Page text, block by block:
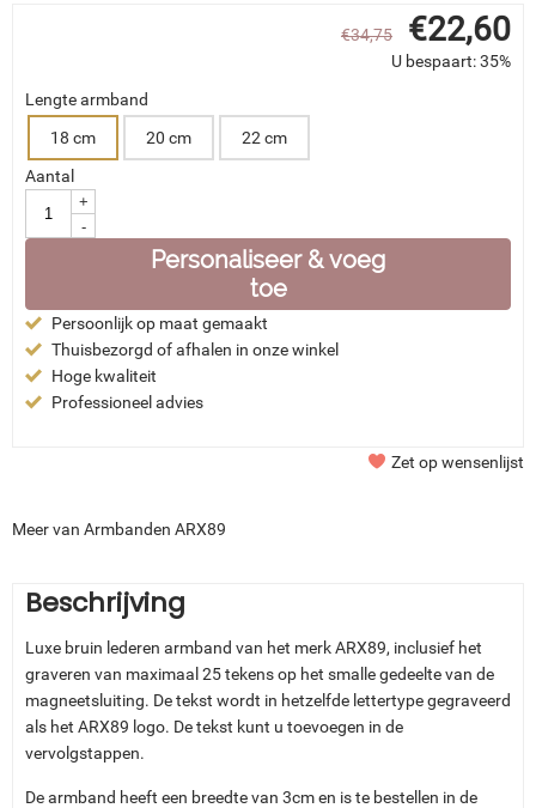
€34,75 €22,60
U bespaart: 35%
Lengte armband
18 cm
20 cm
22 cm
Aantal
+
-
Personaliseer & voeg
toe
Persoonlijk op maat gemaakt
Thuisbezorgd of afhalen in onze winkel
Hoge kwaliteit
Professioneel advies
Zet op wensenlijst
Meer van Armbanden ARX89
Beschrijving
Luxe bruin lederen armband van het merk ARX89, inclusief het
graveren van maximaal 25 tekens op het smalle gedeelte van de
magneetsluiting. De tekst wordt in hetzelfde lettertype gegraveerd
als het ARX89 logo. De tekst kunt u toevoegen in de
vervolgstappen.
De armband heeft een breedte van 3cm en is te bestellen in de